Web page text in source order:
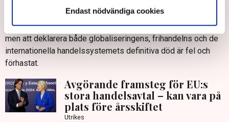
Endast nödvändiga cookies
merparten av de svenska företagens handel med länder
utanför EU sker med WTO-regler. Det må se mörkt ut just nu,
men att deklarera både globaliseringens, frihandelns och de
internationella handelssystemets definitiva död är fel och
förhastat.
Avgörande framsteg för EU:s
stora handelsavtal – kan vara på
plats före årsskiftet
Utrikes